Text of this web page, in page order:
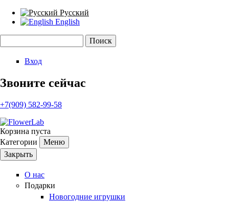
Русский
English
Форма поиска
Вход
Звоните сейчас
+7(909) 582-99-58
Корзина пуста
Категории
Меню
Закрыть
О нас
Подарки
Новогодние игрушки